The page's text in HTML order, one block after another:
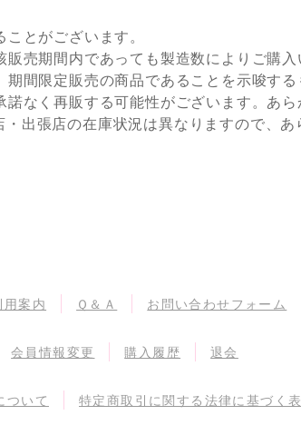
とがございます。
売期間内であっても製造数によりご購入
間限定販売の商品であることを示唆する
なく再販する可能性がございます。あら
店の在庫状況は異なりますので、あ
用案内 Ｑ＆Ａ お問い合わせフォーム
会員情報変更 購入履歴 退会
ついて 特定商取引に関する法律に基づく